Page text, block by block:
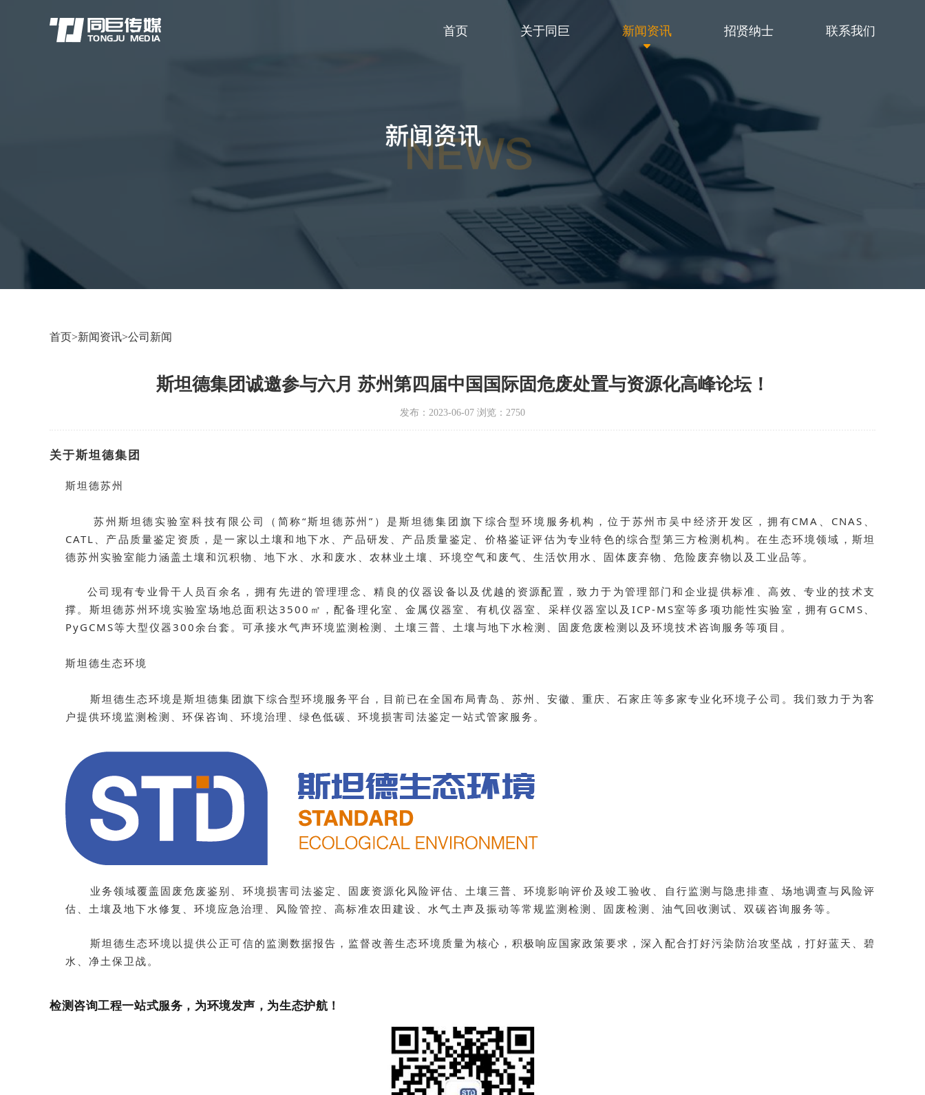
首页 关于同巨 新闻资讯 招贤纳士 联系我们
首页>新闻资讯>公司新闻
斯坦德集团诚邀参与六月 苏州第四届中国国际固危废处置与资源化高峰论坛！
发布：2023-06-07 浏览：2750
关于斯坦德集团
斯坦德苏州
苏州斯坦德实验室科技有限公司（简称“斯坦德苏州”）是斯坦德集团旗下综合型环境服务机构，位于苏州市吴中经济开发区，拥有CMA、CNAS、
CATL、产品质量鉴定资质，是一家以土壤和地下水、产品研发、产品质量鉴定、价格鉴证评估为专业特色的综合型第三方检测机构。在生态环境领域，斯坦
德苏州实验室能力涵盖土壤和沉积物、地下水、水和废水、农林业土壤、环境空气和废气、生活饮用水、固体废弃物、危险废弃物以及工业品等。
公司现有专业骨干人员百余名，拥有先进的管理理念、精良的仪器设备以及优越的资源配置，致力于为管理部门和企业提供标准、高效、专业的技术支
撑。斯坦德苏州环境实验室场地总面积达3500㎡，配备理化室、金属仪器室、有机仪器室、采样仪器室以及ICP-MS室等多项功能性实验室，拥有G CMS 、
PyG CMS等大型仪器300余台套。可承接水气声环境监测检测、土壤三普、土壤与地下水检测、固废危废检测以及环境技术咨询服务等项目。
斯坦德生态环境
斯坦德生态环境是斯坦德集团旗下综合型环境服务平台，目前已在全国布局青岛、苏州、安徽、重庆、石家庄等多家专业化环境子公司。 我们致力于为客
户提供环境监测检测、环保咨询、环境治理、绿色低碳、环境损害司法鉴定一站式管家服务。
业务领域覆盖固废危废鉴别、环境损害司法鉴定、固废资源化风险评估、土壤三普、环境影响评价及竣工验收、自行监测与隐患排查、场地调查与风险评
估、土壤及地下水修复、环境应急治理、风险管控、高标准农田建设、水气土声及振动等常规监测检测、固废检测、油气回收测试、双碳咨询服务等。
斯坦德生态环境以提供公正可信的监测数据报告，监督改善生态环境质量为核心，积极响应国家政策要求，深入配合打好污染防治攻坚战，打好蓝天、碧
水、净土保卫战。
检测咨询工程一站式服务，为环境发声，为生态护航！